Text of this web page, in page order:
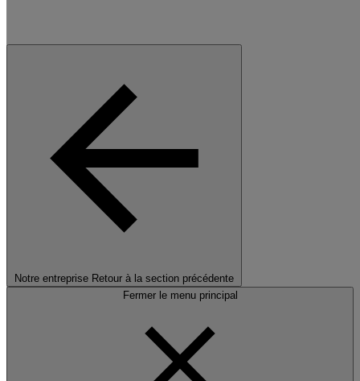
Notre entreprise Retour à la section précédente
Fermer le menu principal